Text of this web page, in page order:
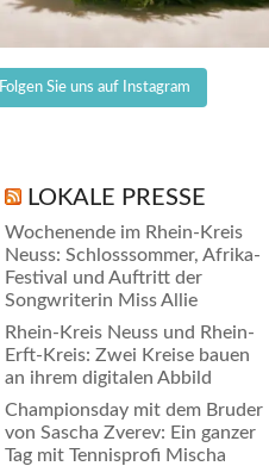
Folgen Sie uns auf Instagram
LOKALE PRESSE
Wochenende im Rhein-Kreis
Neuss: Schlosssommer, Afrika-
Festival und Auftritt der
Songwriterin Miss Allie
Rhein-Kreis Neuss und Rhein-
Erft-Kreis: Zwei Kreise bauen
an ihrem digitalen Abbild
Championsday mit dem Bruder
von Sascha Zverev: Ein ganzer
Tag mit Tennisprofi Mischa